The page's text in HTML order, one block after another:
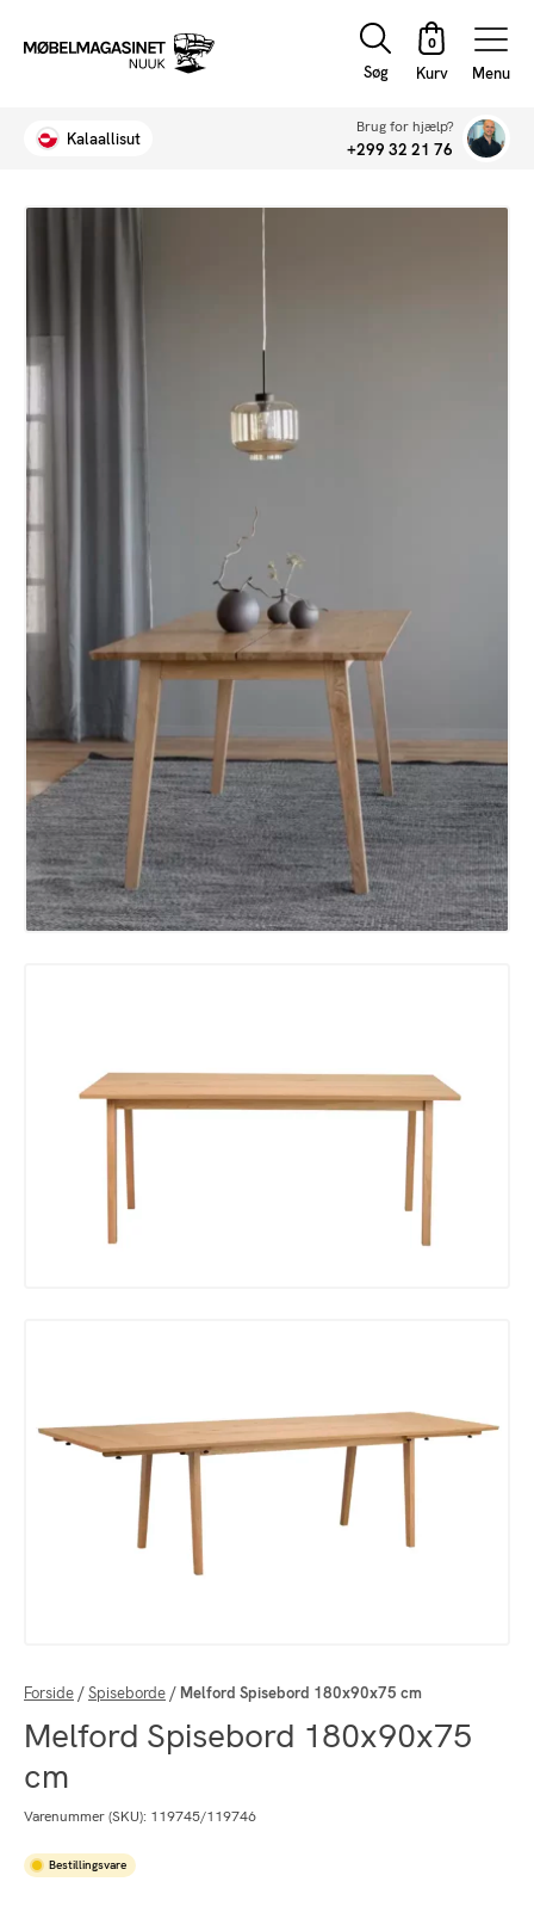
Søg Menu
Kalaallisut
Brug for hjælp?
+299 32 21 76
Forside /Spiseborde / Melford Spisebord 180x90x75 cm
Melford Spisebord 180x90x75
cm
Varenummer (SKU): 119745/119746
Bestillingsvare